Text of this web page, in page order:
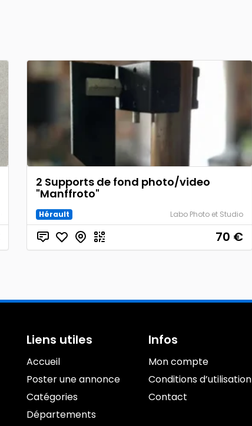
2 Supports de fond photo/video
"Manffroto"
Hérault Labo Photo et Studio
70 €
Liens utiles
Accueil
Poster une annonce
Catégories
Départements
Infos
Mon compte
Conditions d’utilisation
Contact